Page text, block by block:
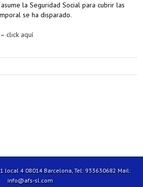
la Seguridad Social para cubrir las
se ha disparado.
click aquí
local 4 08014 Barcelona, Tel: 933630682 Mail:
info@afs-sl.com